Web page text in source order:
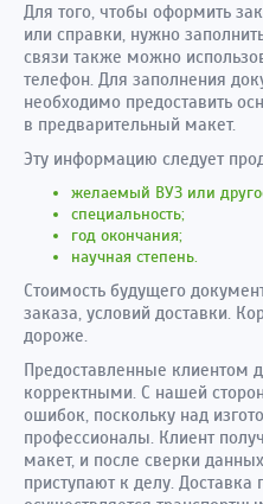
Для того, чтобы оформить
или справки, нужно
связи также можно
телефон. Для заполнения
необходимо предоставить
в предварительный макет.
Эту информацию следует
желаемый ВУЗ или
специальность;
год окончания;
научная степень.
Стоимость будущего
заказа, условий доставки.
дороже.
Предоставленные клиентом
корректными. С нашей
ошибок, поскольку над
профессионалы. Клиент
макет, и после сверки
приступают к делу. Доставка